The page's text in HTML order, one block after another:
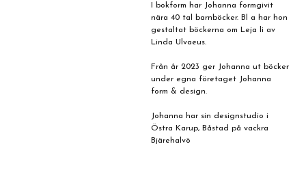
I bokform har Johanna formgivit
nära 40 tal barnböcker. Bl a har hon
gestaltat böckerna om Leja li av
Linda Ulvaeus.
Från år 2023 ger Johanna ut böcker
under egna företaget Johanna
form & design.
Johanna har sin designstudio i
Östra Karup, Båstad på vackra
Bjärehalvö